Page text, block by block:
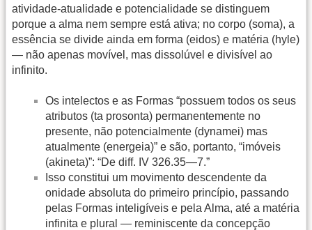
atividade-atualidade e potencialidade se distinguem
porque a alma nem sempre está ativa; no corpo (soma), a
essência se divide ainda em forma (eidos) e matéria (hyle)
— não apenas movível, mas dissolúvel e divisível ao
infinito.
Os intelectos e as Formas “possuem todos os seus
atributos (ta prosonta) permanentemente no
presente, não potencialmente (dynamei) mas
atualmente (energeia)” e são, portanto, “imóveis
(akineta)”: “De diff. IV 326.35—7.”
Isso constitui um movimento descendente da
onidade absoluta do primeiro princípio, passando
pelas Formas inteligíveis e pela Alma, até a matéria
infinita e plural — reminiscente da concepção